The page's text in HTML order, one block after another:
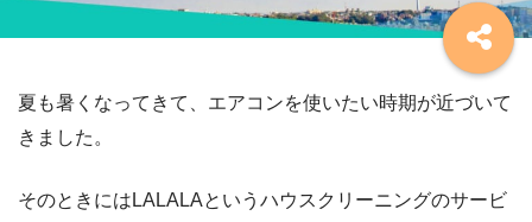
夏も暑くなってきて、エアコンを使いたい時期が近づいて
きました。
そのときにはLALALAというハウスクリーニングのサービ